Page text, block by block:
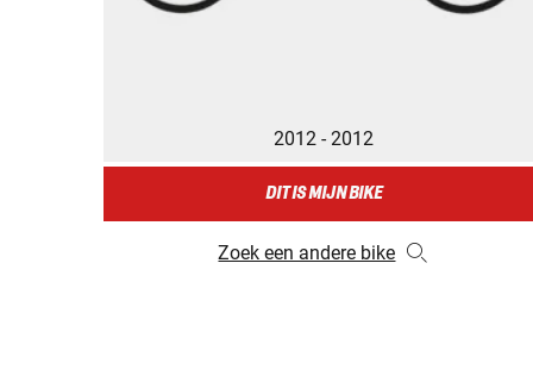
2012 - 2012
DIT IS MIJN BIKE
Zoek een andere bike